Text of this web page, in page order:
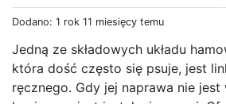
Dodano: 1 rok 11 miesięcy temu
Jedną ze składowych układu
która dość często się psuje, jest
ręcznego. Gdy jej naprawa nie jest